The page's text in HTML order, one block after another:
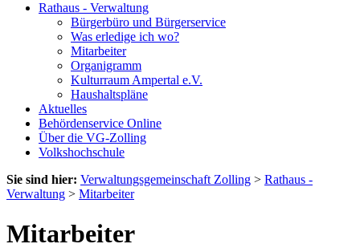
Rathaus - Verwaltung
Bürgerbüro und Bürgerservice
Was erledige ich wo?
Mitarbeiter
Organigramm
Kulturraum Ampertal e.V.
Haushaltspläne
Aktuelles
Behördenservice Online
Über die VG-Zolling
Volkshochschule
Sie sind hier: Verwaltungsgemeinschaft Zolling > Rathaus -
Verwaltung > Mitarbeiter
Mitarbeiter